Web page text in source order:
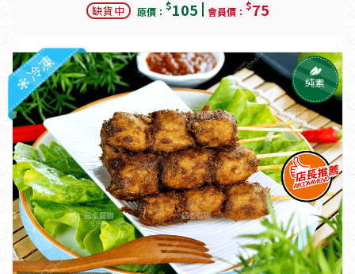
缺貨中 原價： $105 會員價： $75
冷凍 純素